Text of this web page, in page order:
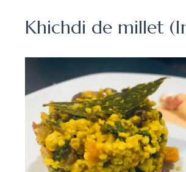
Khichdi de millet